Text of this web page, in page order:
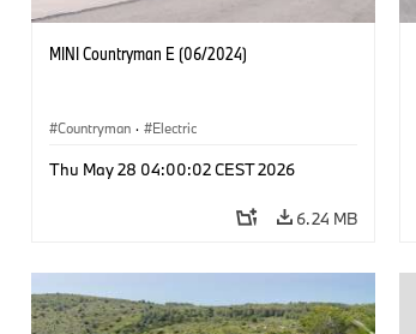
MINI Countryman E (06/2024)
Countryman · Electric
Thu May 28 04:00:02 CEST 2026
6.24 MB